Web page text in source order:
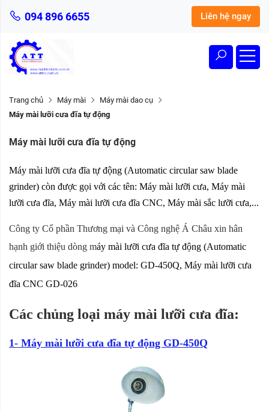
094 896 6655 Liên hệ ngay
Trang chủ Máy mài
Máy mài dao cụ
Máy mài lưỡi cưa đĩa tự động
Máy mài lưỡi cưa đĩa tự động
Máy mài lưỡi cưa đĩa tự động (Automatic circular saw blade
grinder) còn được gọi với các tên: Máy mài lưỡi cưa, Máy mài
lưỡi cưa đĩa, Máy mài lưỡi cưa đĩa CNC, Máy mài sắc lưỡi cưa,...
Công ty Cổ phần Thương mại và Công nghệ Á Châu xin hân
hạnh giới thiệu dòng máy mài lưỡi cưa đĩa tự động (Automatic
circular saw blade grinder) model: GD-450Q, Máy mài lưỡi cưa
đĩa CNC GD-026
Các chủng loại máy mài lưỡi cưa đĩa:
1- Máy mài lưỡi cưa đĩa tự động GD-450Q